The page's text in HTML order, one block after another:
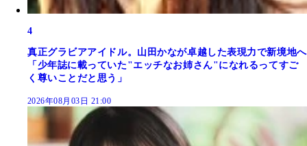
4
真正グラビアアイドル。山田かなが卓越した表現力で新境地へ
「少年誌に載っていた"エッチなお姉さん"になれるってすご
く尊いことだと思う」
2026年08月03日 21:00